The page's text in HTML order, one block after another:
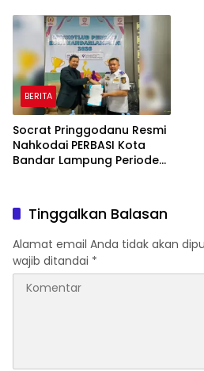
Penyaluran KUR
BERITA
Socrat Pringgodanu Resmi
Nahkodai PERBASI Kota
Bandar Lampung Periode
Tinggalkan Balasan
Alamat email Anda tidak akan
wajib ditandai *